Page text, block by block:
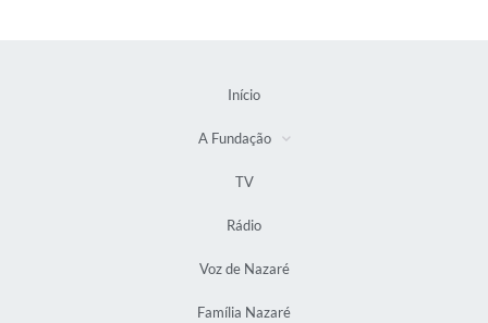
Início
A Fundação
TV
Rádio
Voz de Nazaré
Família Nazaré